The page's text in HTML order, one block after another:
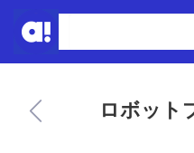
ロボット